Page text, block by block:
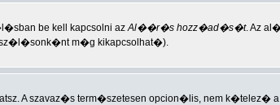
be kell kapcsolni azAl��r�s hozz�ad�s�t. Az
m�g kikapcsolhat�).
A szavaz�s term�szetesen opcion�lis, nem